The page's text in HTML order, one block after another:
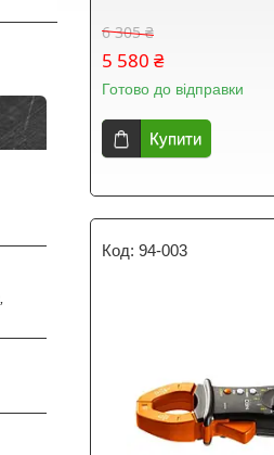
6 305 ₴
5 580 ₴
Готово до відправки
Купити
94-003